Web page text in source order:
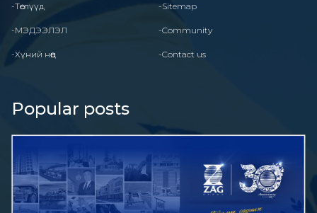
-Төслүүд
-МЭДЭЭЛЭЛ
-Хүний нөөц
-Sitemap
-Community
-Contact us
Popular posts